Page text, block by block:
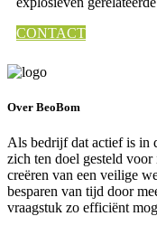
CONTACT
Over BeoBom
Als bedrijf dat actief is in
zich ten doel gesteld
creëren van een veilige
besparen van tijd door
vraagstuk zo efficiënt